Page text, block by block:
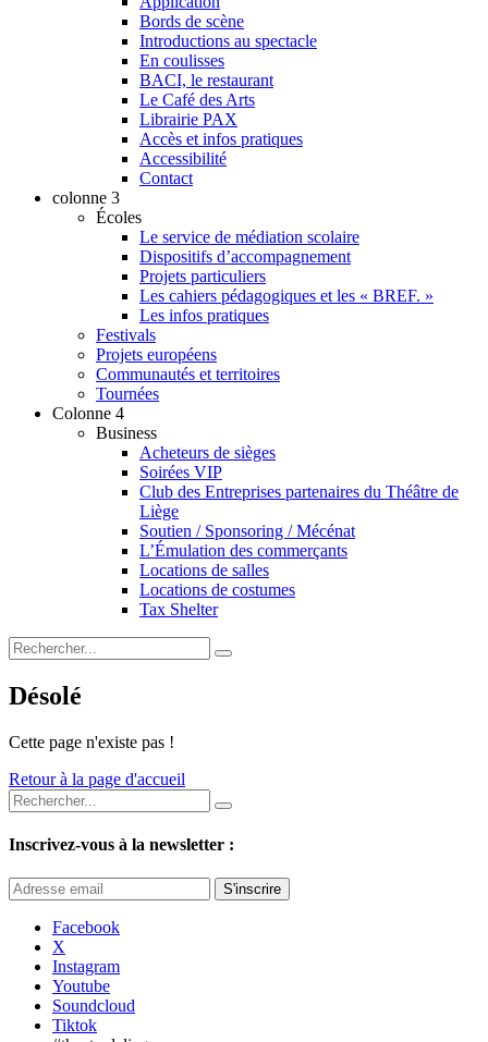
Bords de scène
Introductions au spectacle
En coulisses
BACI, le restaurant
Le Café des Arts
Librairie PAX
Accès et infos pratiques
Accessibilité
Contact
colonne 3
Écoles
Le service de médiation scolaire
Dispositifs d’accompagnement
Projets particuliers
Les cahiers pédagogiques et les « BREF. »
Les infos pratiques
Festivals
Projets européens
Communautés et territoires
Tournées
Colonne 4
Business
Acheteurs de sièges
Soirées VIP
Club des Entreprises partenaires du Théâtre de
Liège
Soutien / Sponsoring / Mécénat
L’Émulation des commerçants
Locations de salles
Locations de costumes
Tax Shelter
Désolé
Cette page n'existe pas !
Retour à la page d'accueil
Inscrivez-vous à la newsletter :
S'inscrire
Facebook
X
Instagram
Youtube
Soundcloud
Tiktok